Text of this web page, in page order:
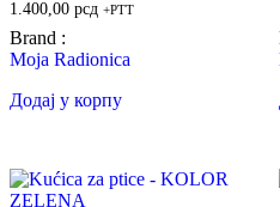
1.400,00 рсд +PTT
Brand :
Moja Radionica
Додај у корпу